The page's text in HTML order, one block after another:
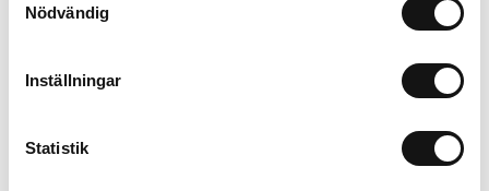
Nödvändig
Inställningar
Statistik
Beskrivning